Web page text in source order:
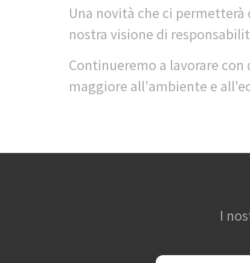
Una novità che ci
nostra visione di
Continueremo a lavorare
maggiore all'ambiente e
I